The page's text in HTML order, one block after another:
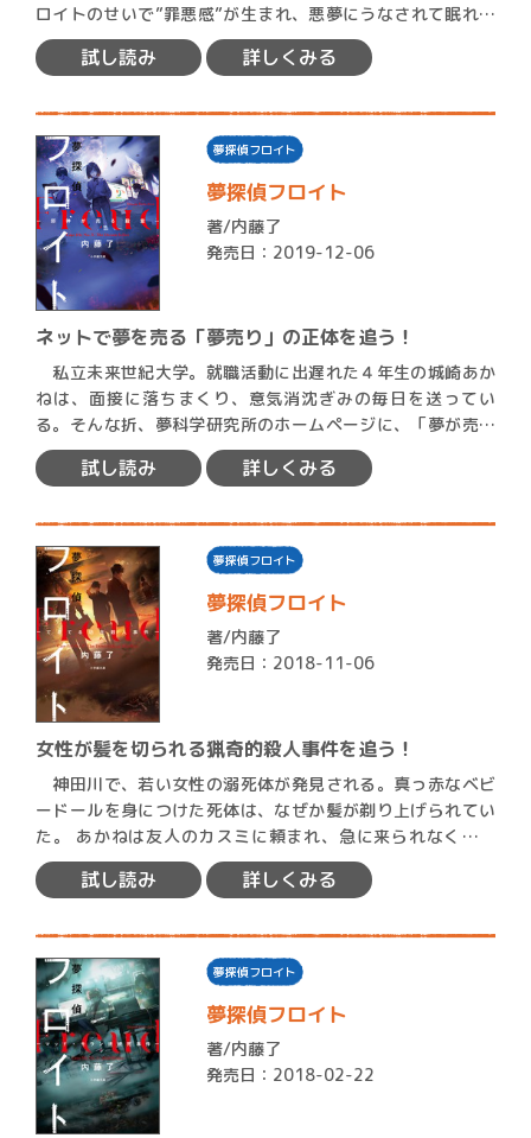
ロイトのせいで”罪悪感”が生まれ、悪夢にうなされて眠れな
いの…
試し読み 詳しくみる
夢探偵フロイト
夢探偵フロイト
著/内藤了
発売日：2019-12-06
ネットで夢を売る「夢売り」の正体を追う！
私立未来世紀大学。就職活動に出遅れた４年生の城崎あか
ねは、面接に落ちまくり、意気消沈ぎみの毎日を送ってい
る。そんな折、夢科学研究所のホームページに、「夢が売ら
れている」…
試し読み 詳しくみる
夢探偵フロイト
夢探偵フロイト
著/内藤了
発売日：2018-11-06
女性が髪を切られる猟奇的殺人事件を追う！
神田川で、若い女性の溺死体が発見される。真っ赤なベビ
ードールを身につけた死体は、なぜか髪が剃り上げられてい
た。 あかねは友人のカスミに頼まれ、急に来られなくなっ
た”河…
試し読み 詳しくみる
夢探偵フロイト
夢探偵フロイト
著/内藤了
発売日：2018-02-22